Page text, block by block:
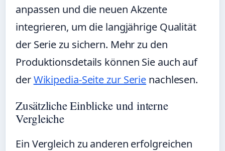
anpassen und die neuen Akzente
integrieren, um die langjährige Qualität
der Serie zu sichern. Mehr zu den
Produktionsdetails können Sie auch auf
derWikipedia-Seite zur Serie nachlesen.
Zusätzliche Einblicke und interne
Vergleiche
Ein Vergleich zu anderen erfolgreichen